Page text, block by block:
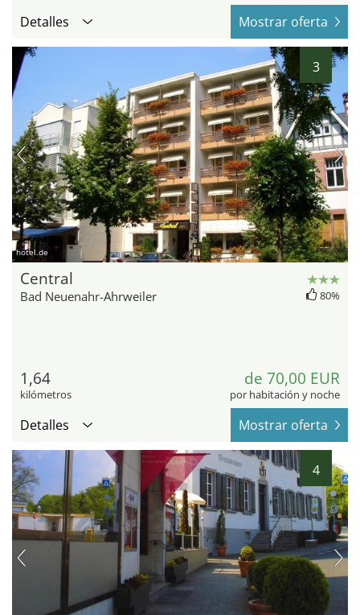
Detalles Mostrar oferta
3
hotel.de
Central
Bad Neuenahr-Ahrweiler 80%
1,64
kilómetros
de 70,00 EUR
por habitación y noche
Detalles Mostrar oferta
4